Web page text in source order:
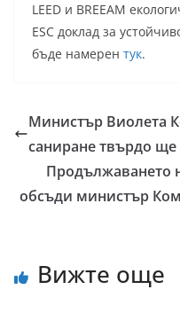
LEED и BREEAM
ESC доклад за
бъде намерен тук.
Министър Виолета
саниране твърдо
Продължаването
обсъди министър
Вижте още